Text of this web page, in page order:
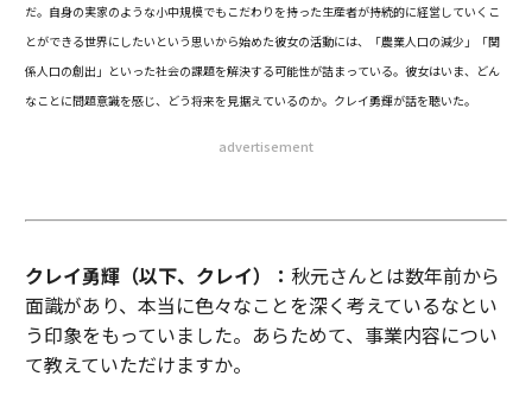
だ。自身の実家のような小中規模でもこだわりを持った生産者が持続的に経営していくこ
とができる世界にしたいという思いから始めた彼女の活動には、「農業人口の減少」「関
係人口の創出」といった社会の課題を解決する可能性が詰まっている。彼女はいま、どん
なことに問題意識を感じ、どう将来を見据えているのか。クレイ勇輝が話を聴いた。
advertisement
クレイ勇輝（以下、クレイ）： 秋元さんとは数年前から
面識があり、本当に色々なことを深く考えているなとい
う印象をもっていました。あらためて、事業内容につい
て教えていただけますか。